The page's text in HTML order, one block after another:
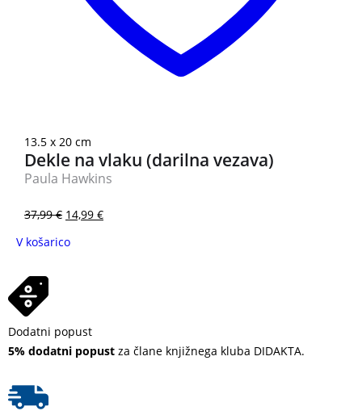
13.5 x 20 cm
Dekle na vlaku (darilna vezava)
Paula Hawkins
37,99€ 14,99 €
V košarico
Dodatni popust
5% dodatni popust za člane knjižnega kluba DIDAKTA.